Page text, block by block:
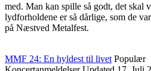
med. Man kan spille så godt, det
lydforholdene er så dårlige, som de
på Næstved Metalfest.
MMF 24: En hyldest til livet Populær